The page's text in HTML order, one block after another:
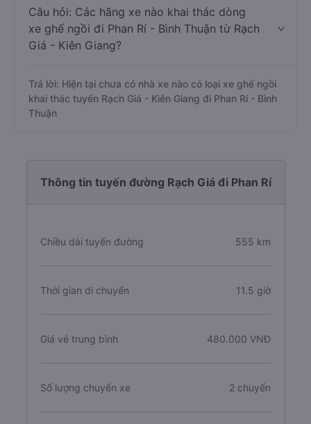
Câu hỏi: Các hãng xe nào khai thác dòng
xe ghế ngồi đi Phan Rí - Bình Thuận từ Rạch
Giá - Kiên Giang?
Trả lời: Hiện tại chưa có nhà xe nào có loại xe ghế ngồi
khai thác tuyến Rạch Giá - Kiên Giang đi Phan Rí - Bình
Thuận
Thông tin tuyến đường Rạch Giá đi Phan Rí
Chiều dài tuyến đường 555 km
Thời gian di chuyển 11.5 giờ
Giá vé trung bình 480.000 VNĐ
Số lượng chuyến xe 2 chuyến